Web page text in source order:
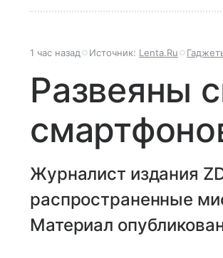
1 час назад Источник: Lenta.Ru
Развеяны
Журналист издания
распространенные
Материал